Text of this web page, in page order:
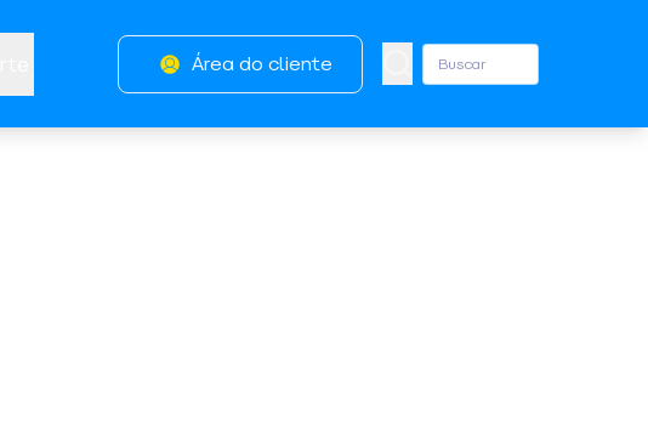
Área do cliente